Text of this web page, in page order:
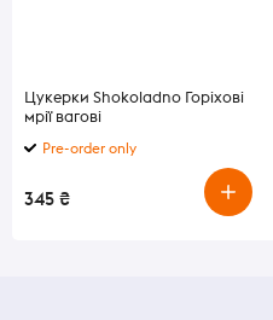
Цукерки Shokoladno Горіхові
мрії вагові
Pre-order only
345 ₴